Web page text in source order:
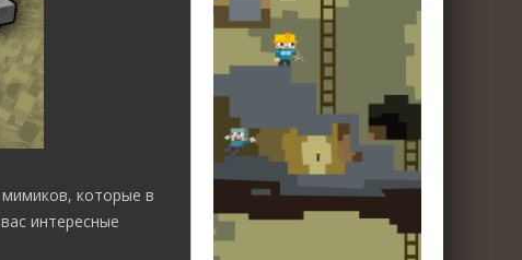
которые в
интересные